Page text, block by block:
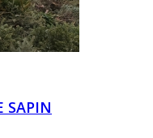
SAPIN